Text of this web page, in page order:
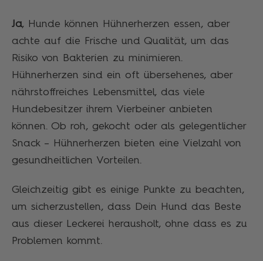
Ja, Hunde können Hühnerherzen essen, aber
achte auf die Frische und Qualität, um das
Risiko von Bakterien zu minimieren.
Hühnerherzen sind ein oft übersehenes, aber
nährstoffreiches Lebensmittel, das viele
Hundebesitzer ihrem Vierbeiner anbieten
können. Ob roh, gekocht oder als gelegentlicher
Snack – Hühnerherzen bieten eine Vielzahl von
gesundheitlichen Vorteilen.
Gleichzeitig gibt es einige Punkte zu beachten,
um sicherzustellen, dass Dein Hund das Beste
aus dieser Leckerei herausholt, ohne dass es zu
Problemen kommt.